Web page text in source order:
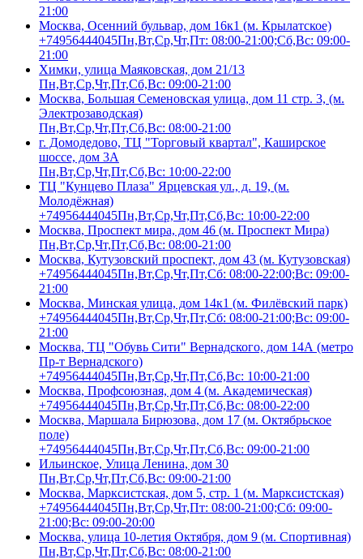
21:00
Москва, Осенний бульвар, дом 16к1 (м. Крылатское)
+74956444045Пн,Вт,Ср,Чт,Пт: 08:00-21:00;Сб,Вс: 09:00-
21:00
Химки, улица Маяковская, дом 21/13
Пн,Вт,Ср,Чт,Пт,Сб,Вс: 09:00-21:00
Москва, Большая Семеновская улица, дом 11 стр. 3, (м.
Электрозаводская)
Пн,Вт,Ср,Чт,Пт,Сб,Вс: 08:00-21:00
г. Домодедово, ТЦ "Торговый квартал", Каширское
шоссе, дом 3А
Пн,Вт,Ср,Чт,Пт,Сб,Вс: 10:00-22:00
ТЦ "Кунцево Плаза" Ярцевская ул., д. 19, (м.
Молодёжная)
+74956444045Пн,Вт,Ср,Чт,Пт,Сб,Вс: 10:00-22:00
Москва, Проспект мира, дом 46 (м. Проспект Мира)
Пн,Вт,Ср,Чт,Пт,Сб,Вс: 08:00-21:00
Москва, Кутузовский проспект, дом 43 (м. Кутузовская)
+74956444045Пн,Вт,Ср,Чт,Пт,Сб: 08:00-22:00;Вс: 09:00-
21:00
Москва, Минская улица, дом 14к1 (м. Филёвский парк)
+74956444045Пн,Вт,Ср,Чт,Пт,Сб: 08:00-21:00;Вс: 09:00-
21:00
Москва, ТЦ "Обувь Сити" Вернадского, дом 14А (метро
Пр-т Вернадского)
+74956444045Пн,Вт,Ср,Чт,Пт,Сб,Вс: 10:00-21:00
Москва, Профсоюзная, дом 4 (м. Академическая)
+74956444045Пн,Вт,Ср,Чт,Пт,Сб,Вс: 08:00-22:00
Москва, Маршала Бирюзова, дом 17 (м. Октябрьское
поле)
+74956444045Пн,Вт,Ср,Чт,Пт,Сб,Вс: 09:00-21:00
Ильинское, Улица Ленина, дом 30
Пн,Вт,Ср,Чт,Пт,Сб,Вс: 09:00-21:00
Москва, Марксистская, дом 5, стр. 1 (м. Марксистская)
+74956444045Пн,Вт,Ср,Чт,Пт: 08:00-21:00;Сб: 09:00-
21:00;Вс: 09:00-20:00
Москва, улица 10-летия Октября, дом 9 (м. Спортивная)
Пн,Вт,Ср,Чт,Пт,Сб,Вс: 08:00-21:00